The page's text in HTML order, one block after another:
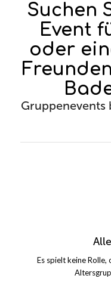
Suchen
Event
oder
Es spielt keine